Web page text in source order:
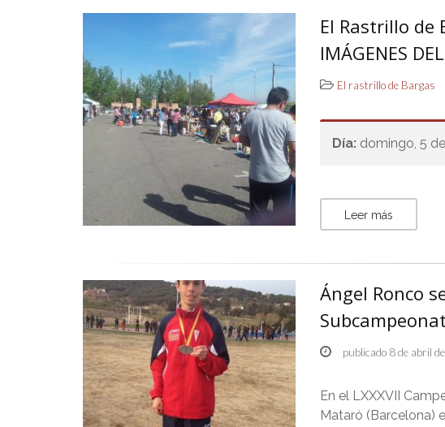
El Rastrillo de
IMÁGENES
El rastrillo de Bargas
Día: domingo, 5
Leer más
Ángel Ronco
publicado 8 de abril
En el LXXXVII
Mataró (Barcelona)